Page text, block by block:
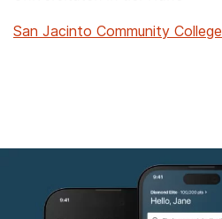
San Jacinto Community College